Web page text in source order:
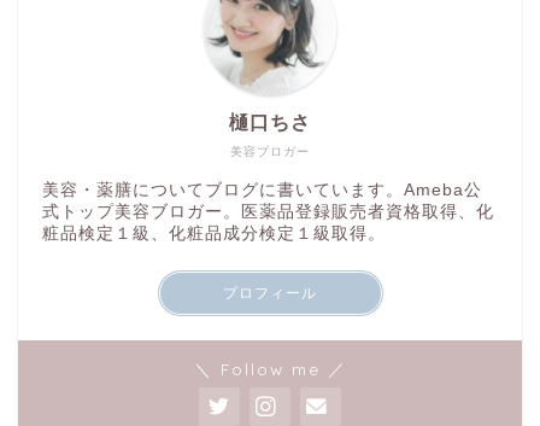
美容ブロガー
樋口ちさ
美容・薬膳についてブログに書いています。Ameba公
式トップ美容ブロガー。医薬品登録販売者資格取得、化
粧品検定１級、化粧品成分検定１級取得。
プロフィール
＼ Follow me ／